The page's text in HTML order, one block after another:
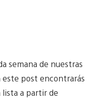
semana de nuestras
este post encontrarás
lista a partir de